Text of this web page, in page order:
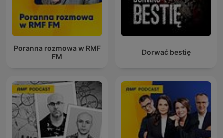
Poranna rozmowa w RMF
FM
Dorwać bestię